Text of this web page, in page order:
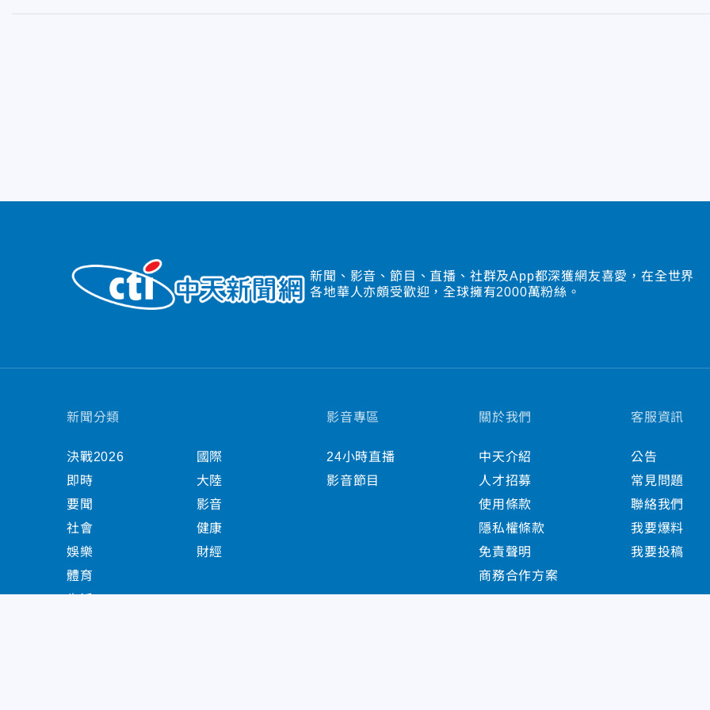
新聞、影音、節目、直播、社群及App都深獲網友喜愛，在全世界
各地華人亦頗受歡迎，全球擁有2000萬粉絲。
新聞分類
決戰2026
即時
要聞
社會
娛樂
體育
國際
大陸
影音
健康
財經
影音專區
24小時直播
影音節目
關於我們
中天介紹
人才招募
使用條款
隱私權條款
免責聲明
商務合作方案
客服資訊
公告
常見問題
聯絡我們
我要爆料
我要投稿